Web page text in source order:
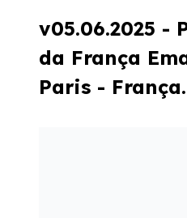
v05.06.2025 -
da França
Paris - França.